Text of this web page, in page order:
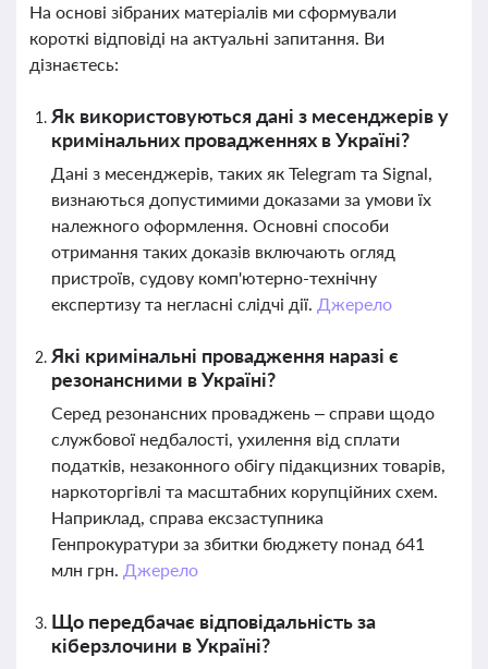
На основі зібраних матеріалів ми сформували
короткі відповіді на актуальні запитання. Ви
дізнаєтесь:
Як використовуються дані з месенджерів у
кримінальних провадженнях в Україні?
Дані з месенджерів, таких як Telegram та Signal,
визнаються допустимими доказами за умови їх
належного оформлення. Основні способи
отримання таких доказів включають огляд
пристроїв, судову комп'ютерно-технічну
експертизу та негласні слідчі дії. Джерело
Які кримінальні провадження наразі є
резонансними в Україні?
Серед резонансних проваджень – справи щодо
службової недбалості, ухилення від сплати
податків, незаконного обігу підакцизних товарів,
наркоторгівлі та масштабних корупційних схем.
Наприклад, справа ексзаступника
Генпрокуратури за збитки бюджету понад 641
млн грн. Джерело
Що передбачає відповідальність за
кіберзлочини в Україні?